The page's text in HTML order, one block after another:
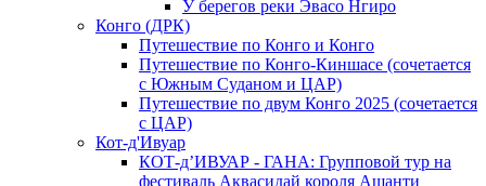
У берегов реки Эвасо Нгиро
Конго (ДРК)
Путешествие по Конго и Конго
Путешествие по Конго-Киншасе (сочетается
с Южным Суданом и ЦАР)
Путешествие по двум Конго 2025 (сочетается
с ЦАР)
Кот-д'Ивуар
КОТ-д’ИВУАР - ГАНА: Групповой тур на
фестиваль Аквасидай короля Ашанти